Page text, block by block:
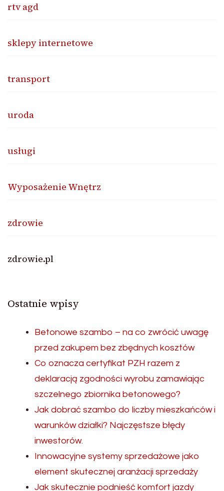
rtv agd
sklepy internetowe
transport
uroda
usługi
Wyposażenie Wnętrz
zdrowie
zdrowie.pl
Ostatnie wpisy
Betonowe szambo – na co zwrócić uwagę
przed zakupem bez zbędnych kosztów
Co oznacza certyfikat PZH razem z
deklaracją zgodności wyrobu zamawiając
szczelnego zbiornika betonowego?
Jak dobrać szambo do liczby mieszkańców i
warunków działki? Najczęstsze błędy
inwestorów.
Innowacyjne systemy sprzedażowe jako
element skutecznej aranżacji sprzedaży
Jak skutecznie podnieść komfort jazdy